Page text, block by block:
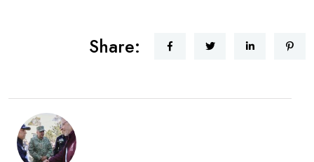
Share: